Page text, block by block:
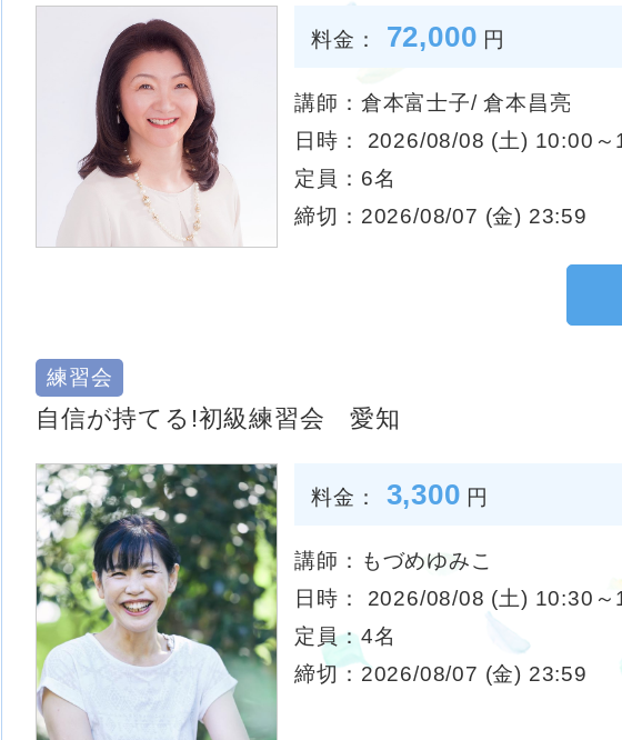
料金： 72,000 円
講師：倉本富士子/ 倉本昌亮
日時： 2026/08/08 (土) 10:00～
定員：6名
締切：2026/08/07 (金) 23:59
練習会
自信が持てる!初級練習会 愛知
料金： 3,300 円
講師：もづめゆみこ
日時： 2026/08/08 (土) 10:30～
定員：4名
締切：2026/08/07 (金) 23:59